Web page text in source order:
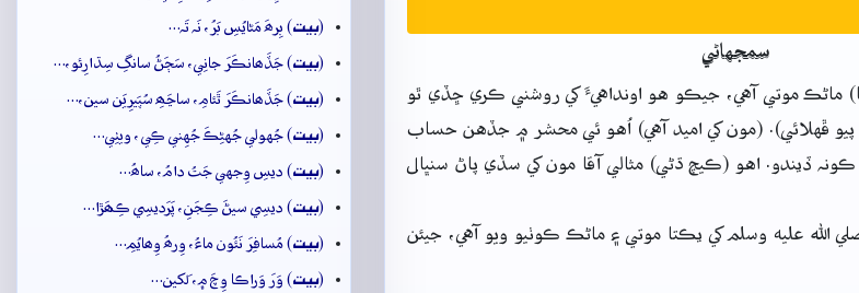
سمجهاڻي
ماڻڪ موتي آهي، جيڪو هو اونداهيءَ کي روشني ڪري ڇڏي ٿو
ڦهلائي). (مون کي اميد آهي) اُهو ئي محشر ۾ جڏهن حساب
ڏيندو. اهو (ڪيچ ڌڻي) مثالي آقا مون کي سڏي پاڻ سنڀال
الله عليه وسلم کي يڪتا موتي ۽ ماڻڪ ڪوٺيو ويو آهي، جيئن
(بيت) بِرھَ مَڻايُسِ بَرُ، نَہ تَہ…
(بيت) جَڏَھانڪَرَ جانِي، سَڄَڻُ سانگِ سِڌارِئو،…
(بيت) جَڏَھانڪَرَ ٿَئامِ، ساڃَھِ سُپَيرِيَن سين،…
(بيت) جُهولي جُهڻِڪَ جُهِني ڪِي، ويٺِي…
(بيت) ديسِ وِجهي جَتُ دامُ، ساھُ…
(بيت) ديسِي سيڻَ ڪِجَنِ، پَرَديسِي ڪِھَڙا…
(بيت) مُسافِرَ نَئُون ماءُ، وِرھُ وِھايُمِ…
(بيت) وَرَ وَراڪا وِچَ ۾، لَکين…